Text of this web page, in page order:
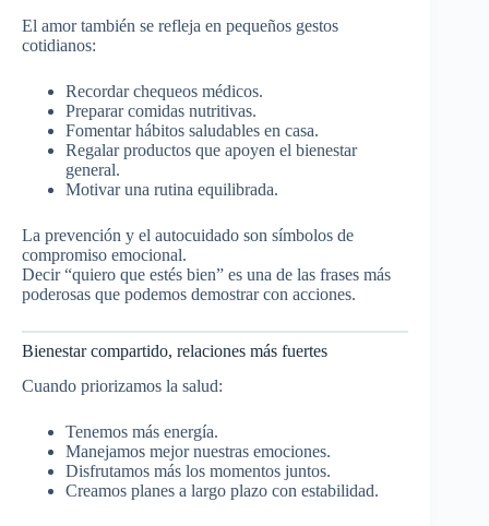
El amor también se refleja en pequeños gestos
cotidianos:
Recordar chequeos médicos.
Preparar comidas nutritivas.
Fomentar hábitos saludables en casa.
Regalar productos que apoyen el bienestar
general.
Motivar una rutina equilibrada.
La prevención y el autocuidado son símbolos de
compromiso emocional.
Decir “quiero que estés bien” es una de las frases más
poderosas que podemos demostrar con acciones.
Bienestar compartido, relaciones más fuertes
Cuando priorizamos la salud:
Tenemos más energía.
Manejamos mejor nuestras emociones.
Disfrutamos más los momentos juntos.
Creamos planes a largo plazo con estabilidad.